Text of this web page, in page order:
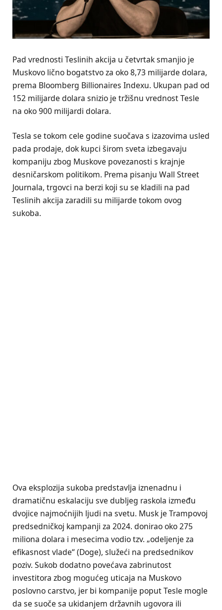
Pad vrednosti Teslinih akcija u četvrtak smanjio je
Muskovo lično bogatstvo za oko 8,73 milijarde dolara,
prema Bloomberg Billionaires Indexu. Ukupan pad od
152 milijarde dolara snizio je tržišnu vrednost Tesle
na oko 900 milijardi dolara.
Tesla se tokom cele godine suočava s izazovima usled
pada prodaje, dok kupci širom sveta izbegavaju
kompaniju zbog Muskove povezanosti s krajnje
desničarskom politikom. Prema pisanju Wall Street
Journala, trgovci na berzi koji su se kladili na pad
Teslinih akcija zaradili su milijarde tokom ovog
sukoba.
Ova eksplozija sukoba predstavlja iznenadnu i
dramatičnu eskalaciju sve dubljeg raskola između
dvojice najmoćnijih ljudi na svetu. Musk je Trampovoj
predsedničkoj kampanji za 2024. donirao oko 275
miliona dolara i mesecima vodio tzv. „odeljenje za
efikasnost vlade“ (Doge), služeći na predsednikov
poziv. Sukob dodatno povećava zabrinutost
investitora zbog mogućeg uticaja na Muskovo
poslovno carstvo, jer bi kompanije poput Tesle mogle
da se suoče sa ukidanjem državnih ugovora ili